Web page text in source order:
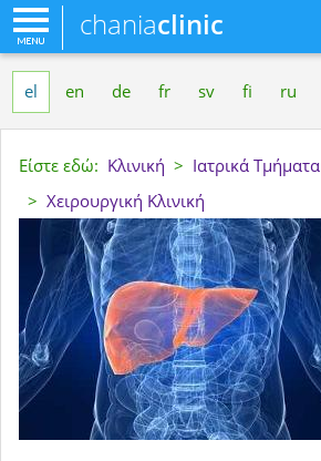
el en de fr sv fi ru
Είστε εδώ: Κλινική > Ιατρικά Τμήματα
> Χειρουργική Κλινική
chaniaclinic